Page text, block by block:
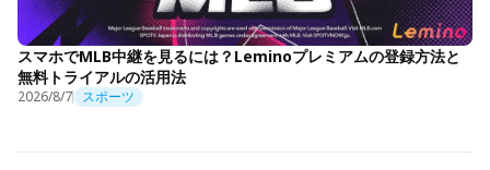
スマホでMLB中継を見るには？Leminoプレミアムの登録方法と
無料トライアルの活用法
2026/8/7 スポーツ